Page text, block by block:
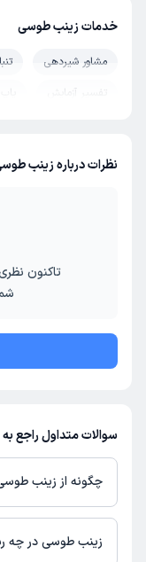
خدمات زینب طوسی
مشاور شیردهی
تفسیر آزمایش
نظرات درباره زینب
تاکنون
سوالات متداول راجع
چگونه از زینب
در صورتی کهزینب طوسی
باشند، می‌توانید از طریق
زینب طوسی در چه